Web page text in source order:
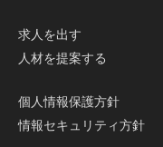
求人を出す
人材を提案する
個人情報保護方針
情報セキュリティ方針